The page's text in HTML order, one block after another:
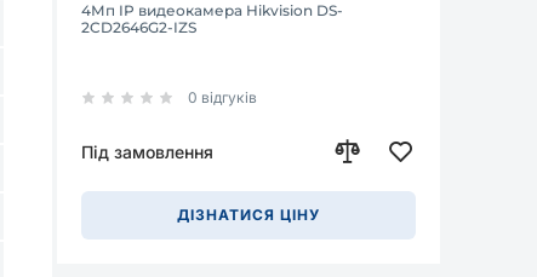
4Мп IP видеокамера Hikvision DS-
2CD2646G2-IZS
0 відгуків
Під замовлення
ДІЗНАТИСЯ ЦІНУ